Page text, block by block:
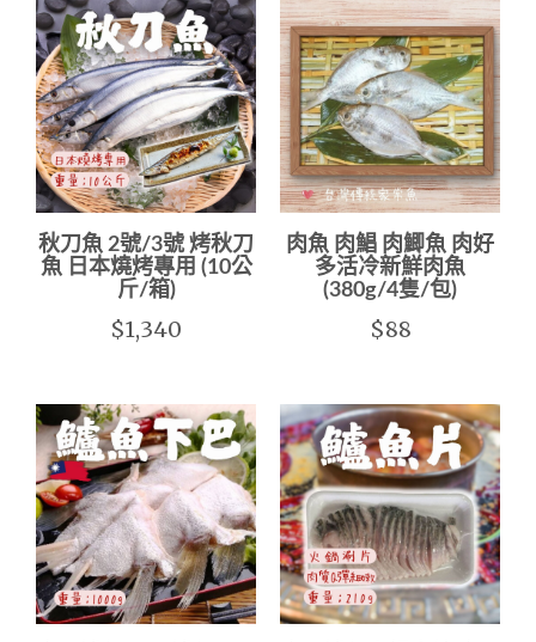
秋刀魚 2號/3號 烤秋刀
魚 日本燒烤專用 (10公
斤/箱)
$1,340
肉魚 肉鯧 肉鯽魚 肉好
多活冷新鮮肉魚
(380g/4隻/包)
$88